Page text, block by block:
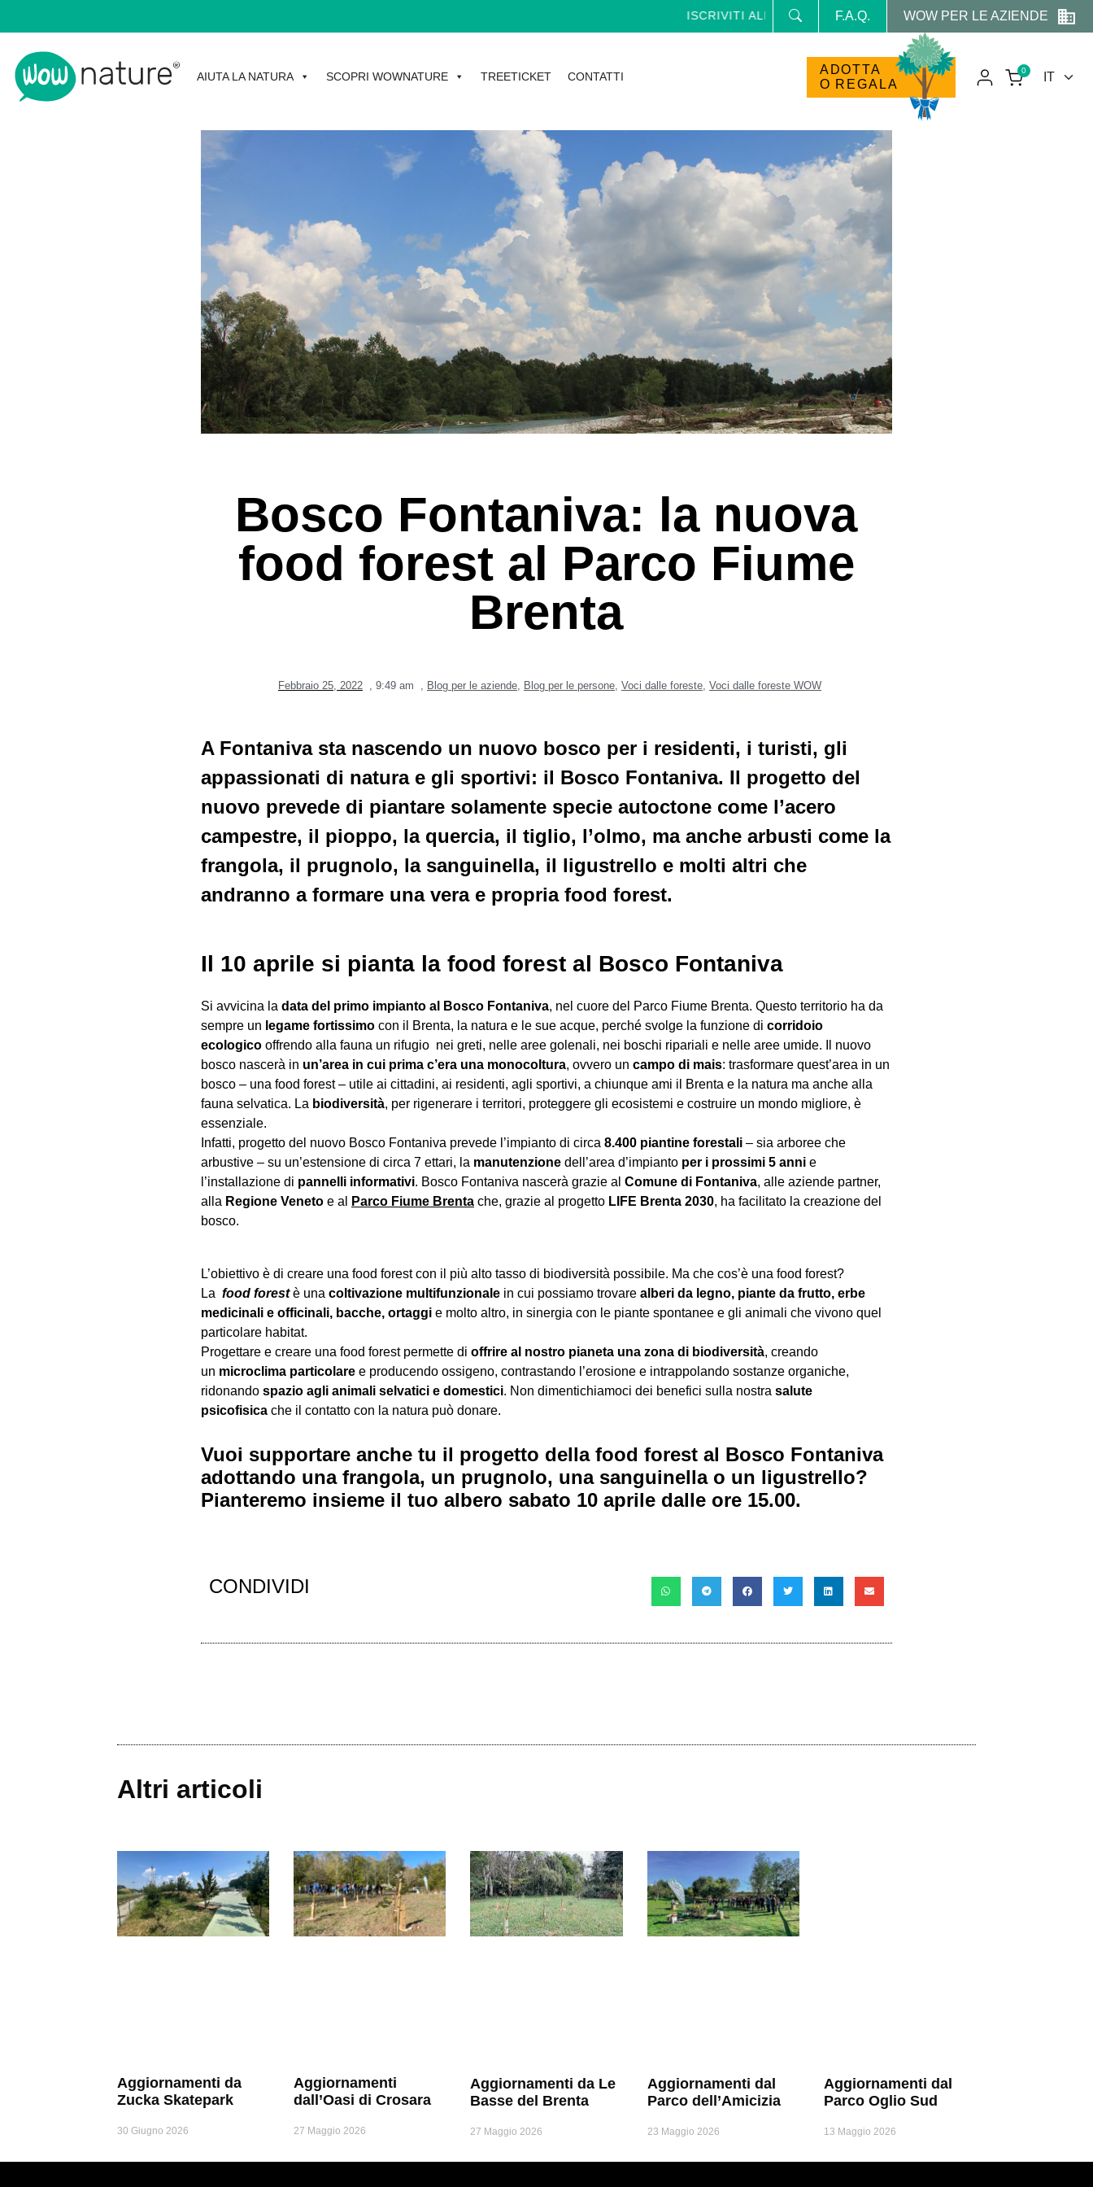
ISCRIVITI ALLA NEWSLETTER E RICEVI NEWS E PROMO RISERVATE
F.A.Q. WOW PER LE AZIENDE
AIUTA LA NATURA SCOPRI WOWNATURE TREETICKET CONTATTI
ADOTTA
O REGALA
0
Bosco Fontaniva: la nuova
food forest al Parco Fiume
Brenta
Febbraio 25, 2022 9:49 am Blog per le aziende, Blog per le persone, Voci dalle foreste, Voci dalle foreste WOW
A Fontaniva sta nascendo un nuovo bosco per i residenti, i turisti, gli
appassionati di natura e gli sportivi: il Bosco Fontaniva. Il progetto del
nuovo prevede di piantare solamente specie autoctone come l’acero
campestre, il pioppo, la quercia, il tiglio, l’olmo, ma anche arbusti come la
frangola, il prugnolo, la sanguinella, il ligustrello e molti altri che
andranno a formare una vera e propria food forest.
Il 10 aprile si pianta la food forest al Bosco Fontaniva
Si avvicina la data del primo impianto al Bosco Fontaniva, nel cuore del Parco Fiume Brenta. Questo territorio ha da
sempre un legame fortissimocon il Brenta, la natura e le sue acque, perché svolge la funzione di corridoio
ecologico offrendo alla fauna un rifugio nei greti, nelle aree golenali, nei boschi ripariali e nelle aree umide. Il nuovo
bosco nascerà in un’area in cui prima c’era una monocoltura, ovvero un campo di mais: trasformare quest’area in un
bosco – una food forest – utile ai cittadini, ai residenti, agli sportivi, a chiunque ami il Brenta e la natura ma anche alla
fauna selvatica. La biodiversità, per rigenerare i territori, proteggere gli ecosistemi e costruire un mondo migliore, è
essenziale.
Infatti, progetto del nuovo Bosco Fontaniva prevede l’impianto di circa 8.400 piantine forestali– sia arboree che
arbustive – su un’estensione di circa 7 ettari, la manutenzionedell’area d’impianto per i prossimi 5 annie
l’installazione di pannelli informativi. Bosco Fontaniva nascerà grazie al Comune di Fontaniva, alle aziende partner,
alla Regione Venetoe al Parco Fiume Brentache, grazie al progetto LIFE Brenta 2030, ha facilitato la creazione del
bosco.
L’obiettivo è di creare una food forest con il più alto tasso di biodiversità possibile. Ma che cos’è una food forest?
La food forestè una coltivazione multifunzionalein cui possiamo trovare alberi da legno, piante da frutto, erbe
medicinali e officinali, bacche, ortaggie molto altro, in sinergia con le piante spontanee e gli animali che vivono quel
particolare habitat.
Progettare e creare una food forest permette di offrire al nostro pianeta una zona di biodiversità, creando
un microclima particolaree producendo ossigeno, contrastando l’erosione e intrappolando sostanze organiche,
ridonando spazio agli animali selvatici e domestici. Non dimentichiamoci dei benefici sulla nostra salute
psicofisicache il contatto con la natura può donare.
Vuoi supportare anche tu il progetto della food forest al Bosco Fontaniva
adottando una frangola, un prugnolo, una sanguinella o un ligustrello?
Pianteremo insieme il tuo albero sabato 10 aprile dalle ore 15.00.
CONDIVIDI
Altri articoli
Aggiornamenti da
Zucka Skatepark
30 Giugno 2026
Aggiornamenti
dall’Oasi di Crosara
27 Maggio 2026
Aggiornamenti da Le
Basse del Brenta
27 Maggio 2026
Aggiornamenti dal
Parco dell’Amicizia
23 Maggio 2026
Aggiornamenti dal
Parco Oglio Sud
13 Maggio 2026